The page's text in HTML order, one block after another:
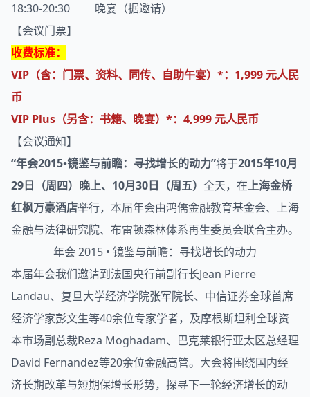
18:30-20:30 晚宴（据邀请）
【会议门票】
收费标准：
VIP（含：门票、资料、同传、自助午宴）*：1,999 元人民
币
VIP Plus（另含：书籍、晚宴）*：4,999 元人民币
【会议通知】
“年会2015•镜鉴与前瞻：寻找增长的动力”将于2015年10月
29日（周四）晚上、10月30日（周五） 全天，在上海金桥
红枫万豪酒店举行，本届年会由鸿儒金融教育基金会、上海
金融与法律研究院、布雷顿森林体系再生委员会联合主办。
年会 2015 • 镜鉴与前瞻：寻找增长的动力
本届年会我们邀请到法国央行前副行长Jean Pierre
Landau、复旦大学经济学院张军院长、中信证券全球首席
经济学家彭文生等40余位专家学者，及摩根斯坦利全球资
本市场副总裁Reza Moghadam、巴克莱银行亚太区总经理
David Fernandez等20余位金融高管。大会将围绕国内经
济长期改革与短期保增长形势，探寻下一轮经济增长的动